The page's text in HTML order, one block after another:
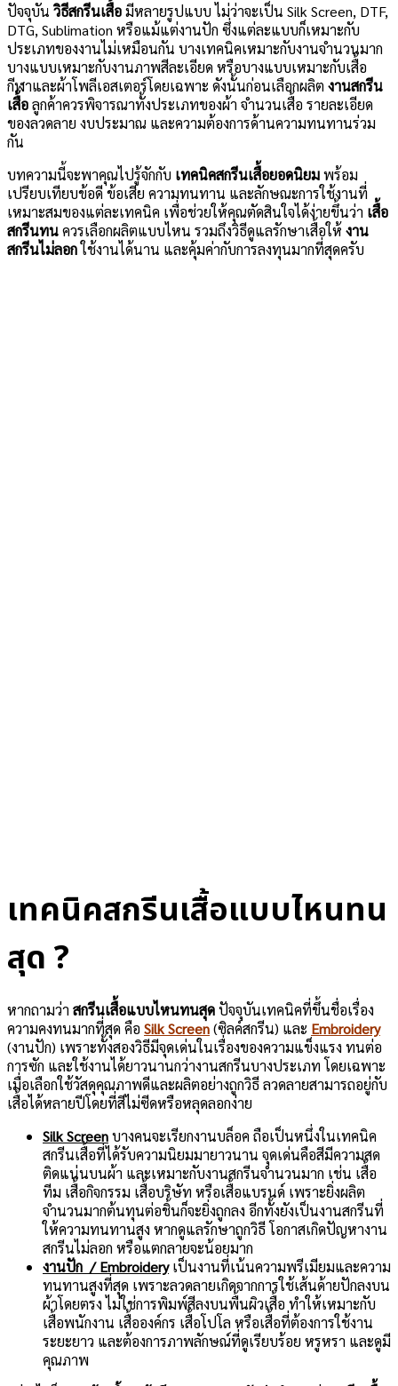
ปัจจุบัน วิธีสกรีนเสื้อมีหลายรูปแบบ ไม่ว่าจะเป็น Silk Screen, DTF,
DTG, Sublimation หรือแม้แต่งานปัก ซึ่งแต่ละแบบก็เหมาะกับ
ประเภทของงานไม่เหมือนกัน บางเทคนิคเหมาะกับงานจำนวนมาก
บางแบบเหมาะกับงานภาพสีละเอียด หรือบางแบบเหมาะกับเสื้อ
กีฬาและผ้าโพลีเอสเตอร์โดยเฉพาะ ดังนั้นก่อนเลือกผลิต งานสกรีน
เสื้อลูกค้าควรพิจารณาทั้งประเภทของผ้า จำนวนเสื้อ รายละเอียด
ของลวดลาย งบประมาณ และความต้องการด้านความทนทานร่วม
กัน
บทความนี้จะพาคุณไปรู้จักกับ เทคนิคสกรีนเสื้อยอดนิยมพร้อม
เปรียบเทียบข้อดี ข้อเสีย ความทนทาน และลักษณะการใช้งานที่
เหมาะสมของแต่ละเทคนิค เพื่อช่วยให้คุณตัดสินใจได้ง่ายขึ้นว่า เสื้อ
สกรีนทนควรเลือกผลิตแบบไหน รวมถึงวิธีดูแลรักษาเสื้อให้ งาน
สกรีนไม่ลอกใช้งานได้นาน และคุ้มค่ากับการลงทุนมากที่สุดครับ
เทคนิคสกรีนเสื้อแบบไหนทน
สุด ?
หากถามว่า สกรีนเสื้อแบบไหนทนสุดปัจจุบันเทคนิคที่ขึ้นชื่อเรื่อง
ความคงทนมากที่สุด คือ Silk Screen(ซิลค์สกรีน) และ Embroidery
(งานปัก) เพราะทั้งสองวิธีมีจุดเด่นในเรื่องของความแข็งแรง ทนต่อ
การซัก และใช้งานได้ยาวนานกว่างานสกรีนบางประเภท โดยเฉพาะ
เมื่อเลือกใช้วัสดุคุณภาพดีและผลิตอย่างถูกวิธี ลวดลายสามารถอยู่กับ
เสื้อได้หลายปีโดยที่สีไม่ซีดหรือหลุดลอกง่าย
Silk Screenบางคนจะเรียกงานบล็อค ถือเป็นหนึ่งในเทคนิค
สกรีนเสื้อที่ได้รับความนิยมมายาวนาน จุดเด่นคือสีมีความสด
ติดแน่นบนผ้า และเหมาะกับงานสกรีนจำนวนมาก เช่น เสื้อ
ทีม เสื้อกิจกรรม เสื้อบริษัท หรือเสื้อแบรนด์ เพราะยิ่งผลิต
จำนวนมากต้นทุนต่อชิ้นก็จะยิ่งถูกลง อีกทั้งยังเป็นงานสกรีนที่
ให้ความทนทานสูง หากดูแลรักษาถูกวิธี โอกาสเกิดปัญหางาน
สกรีนไม่ลอก หรือแตกลายจะน้อยมาก
งานปัก / Embroideryเป็นงานที่เน้นความพรีเมียมและความ
ทนทานสูงที่สุด เพราะลวดลายเกิดจากการใช้เส้นด้ายปักลงบน
ผ้าโดยตรง ไม่ใช่การพิมพ์สีลงบนพื้นผิวเสื้อ ทำให้เหมาะกับ
เสื้อพนักงาน เสื้อองค์กร เสื้อโปโล หรือเสื้อที่ต้องการใช้งาน
ระยะยาว และต้องการภาพลักษณ์ที่ดูเรียบร้อย หรูหรา และดูมี
คุณภาพ